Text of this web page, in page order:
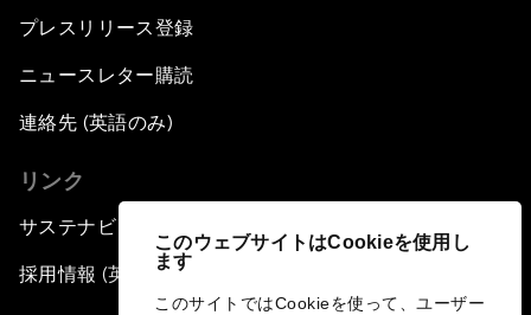
このウェブサイトはCookieを使用し
ます
このサイトではCookieを使って、ユーザー
プレスリリース登録
ニュースレター購読
連絡先 (英語のみ)
リンク
サステナビリティへの取り組み
採用情報 (英語のみ)